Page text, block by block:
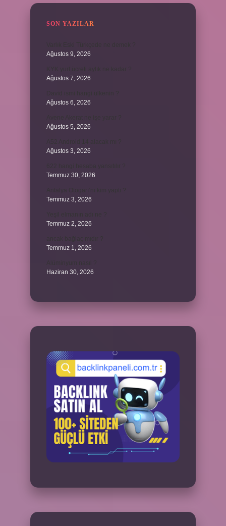
SON YAZILAR
Ağustos 9, 2026
Ağustos 7, 2026
Ağustos 6, 2026
Ağustos 5, 2026
Ağustos 3, 2026
Temmuz 30, 2026
Temmuz 3, 2026
Temmuz 2, 2026
Temmuz 1, 2026
Haziran 30, 2026